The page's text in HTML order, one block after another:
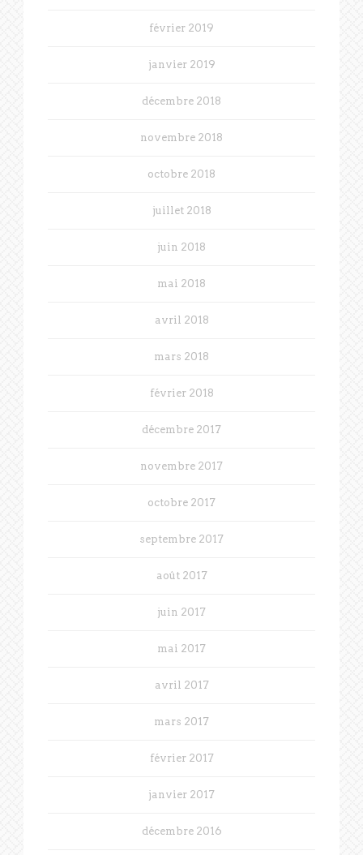
février 2019
janvier 2019
décembre 2018
novembre 2018
octobre 2018
juillet 2018
juin 2018
mai 2018
avril 2018
mars 2018
février 2018
décembre 2017
novembre 2017
octobre 2017
septembre 2017
août 2017
juin 2017
mai 2017
avril 2017
mars 2017
février 2017
janvier 2017
décembre 2016